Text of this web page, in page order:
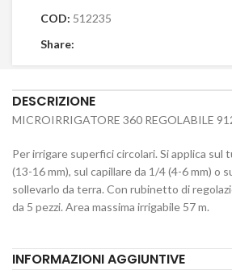
COD: 512235
Share:
DESCRIZIONE
MICROIRRIGATORE 360 REGOLABILE
Per irrigare superfici circolari. Si applica
(13-16 mm), sul capillare da 1/4 (4-6 mm) o
sollevarlo da terra. Con rubinetto di
da 5 pezzi. Area massima irrigabile 57 m.
INFORMAZIONI AGGIUNTIVE